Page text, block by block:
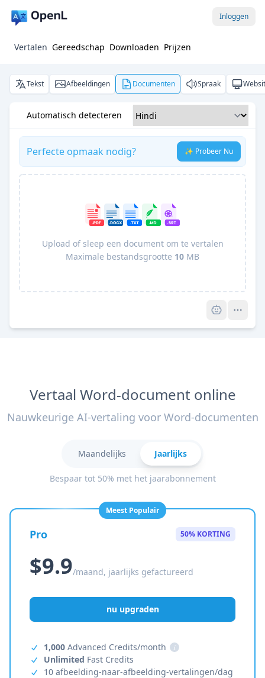
Inloggen
Vertalen Gereedschap Downloaden Prijzen
Tekst Afbeeldingen Documenten Spraak
Automatisch detecteren
Perfecte opmaak nodig? ✨ Probeer Nu
Upload of sleep een document om te vertalen
Maximale bestandsgrootte 10 MB
Vertaal Word-document online
Nauwkeurige AI-vertaling voor Word-documenten
Maandelijks Jaarlijks
Bespaar tot 50% met het jaarabonnement
Meest Populair
Pro 50% KORTING
$9.9/maand, jaarlijks gefactureerd
nu upgraden
1,000 Advanced Credits/month
i
Unlimited Fast Credits
10 afbeelding-naar-afbeelding-vertalingen/dag